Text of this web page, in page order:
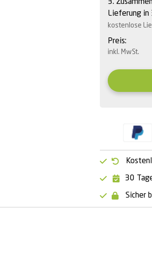
3.
Lieferung in
kostenlose
Preis:
inkl. MwSt.
30
Sicher